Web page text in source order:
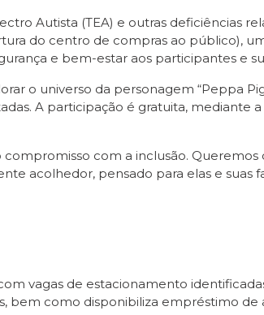
Autista (TEA) e outras deficiências
do centro de compras ao público),
e bem-estar aos participantes e
o universo da personagem “Peppa
A participação é gratuita,
compromisso com a inclusão.
acolhedor, pensado para elas e suas
vagas de estacionamento
bem como disponibiliza empréstimo